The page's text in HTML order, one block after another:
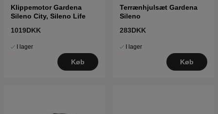
Klippemotor Gardena
Sileno City, Sileno Life
1019DKK
I lager
Køb
Terrænhjulsæt Gardena
Sileno
283DKK
I lager
Køb